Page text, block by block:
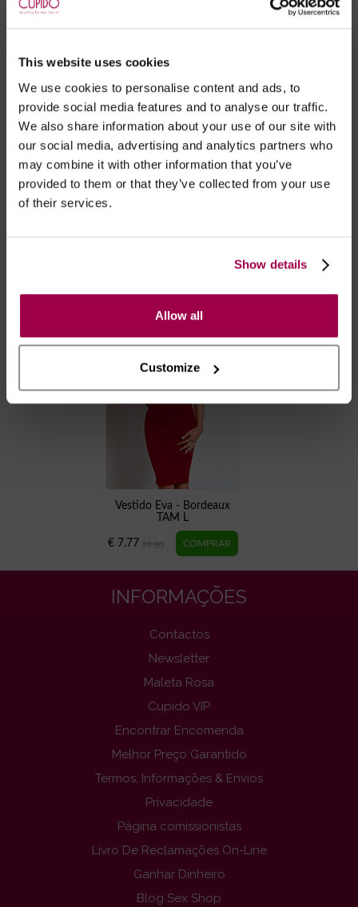
This website uses cookies
We use cookies to personalise content and ads, to
provide social media features and to analyse our traffic.
We also share information about your use of our site with
our social media, advertising and analytics partners who
may combine it with other information that you’ve
provided to them or that they’ve collected from your use
of their services.
Show details
Allow all
Customize
RECOMENDAMOS
Vestido Eva - Bordeaux
TAM L
€ 7.77 12.95
INFORMAÇÕES
Contactos
Newsletter
Maleta Rosa
Cupido VIP
Encontrar Encomenda
Melhor Preço Garantido
Termos, Informações & Envios
Privacidade
Página comissionistas
Livro De Reclamações On-Line
Ganhar Dinheiro
Blog Sex Shop